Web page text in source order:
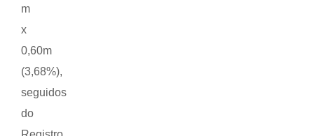
m
x
0,60m
(3,68%),
seguidos
do